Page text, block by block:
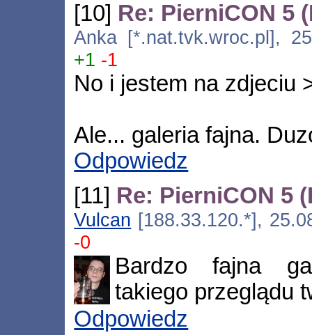
[10] Re: PierniCON 5
Anka [*.nat.tvk.wroc.pl],
+1 -1
No i jestem na zdjeciu
Ale... galeria fajna.
Odpowiedz
[11] Re: PierniCON 5
Vulcan [188.33.120.*],
-0
Bardzo fajna
takiego przeglądu
Odpowiedz